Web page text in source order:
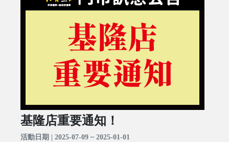
基隆店重要通知！
活動日期 | 2025-07-09 ~ 2025-01-01